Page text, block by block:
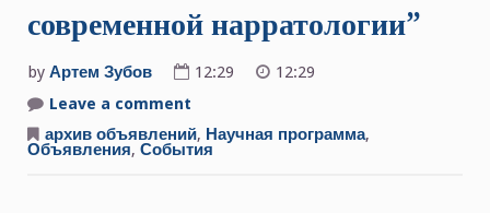
современной нарратологии”
by Артем Зубов 12:29
12:29
Leave a comment
января
2024
архив объявлений, Научная программа,
Объявления, События